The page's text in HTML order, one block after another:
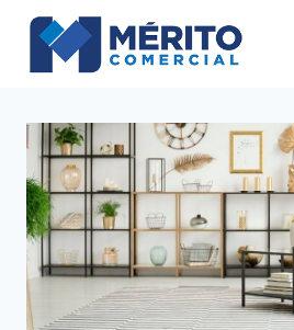
Pular